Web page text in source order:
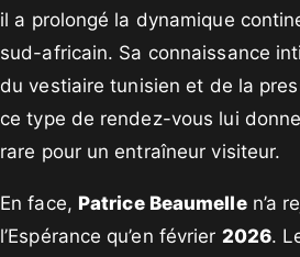
il a prolongé la dynamique
sud-africain. Sa connaissance
du vestiaire tunisien et de la
ce type de rendez-vous lui
rare pour un entraîneur visiteur.
En face, Patrice Beaumellen’a
l’Espérance qu’en février 2026.